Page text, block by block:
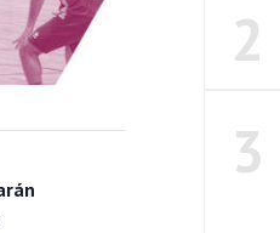
2
3